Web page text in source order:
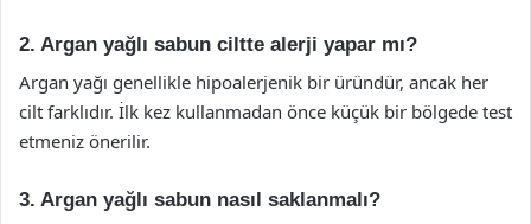
2. Argan yağlı sabun ciltte alerji yapar mı?
Argan yağı genellikle hipoalerjenik bir üründür, ancak her
cilt farklıdır. İlk kez kullanmadan önce küçük bir bölgede test
etmeniz önerilir.
3. Argan yağlı sabun nasıl saklanmalı?